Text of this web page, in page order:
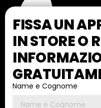
FISSA UN
IN STORE O
Name e Cognome